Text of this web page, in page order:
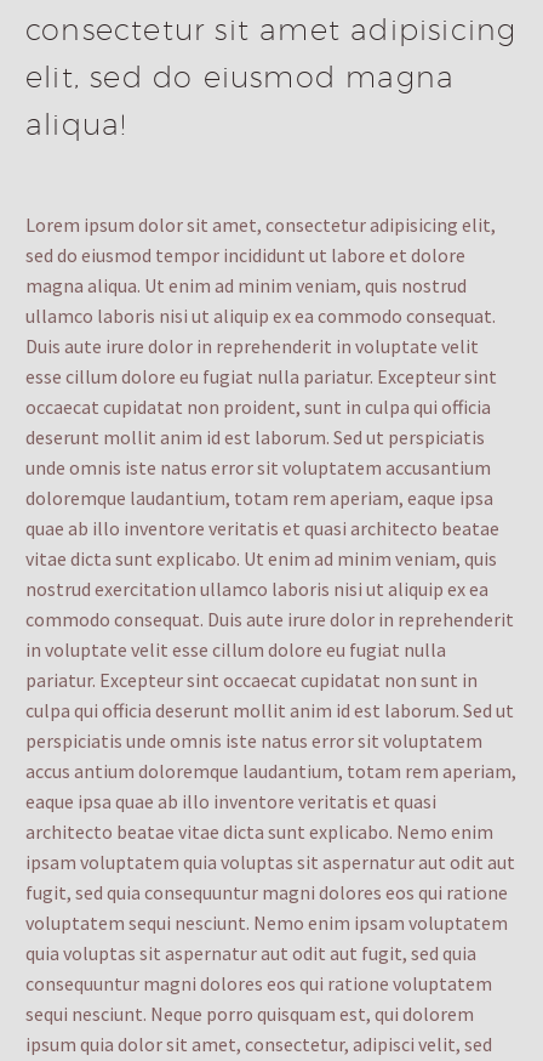
consectetur sit amet adipisicing
elit, sed do eiusmod magna
aliqua!
Lorem ipsum dolor sit amet, consectetur adipisicing elit,
sed do eiusmod tempor incididunt ut labore et dolore
magna aliqua. Ut enim ad minim veniam, quis nostrud
ullamco laboris nisi ut aliquip ex ea commodo consequat.
Duis aute irure dolor in reprehenderit in voluptate velit
esse cillum dolore eu fugiat nulla pariatur. Excepteur sint
occaecat cupidatat non proident, sunt in culpa qui officia
deserunt mollit anim id est laborum. Sed ut perspiciatis
unde omnis iste natus error sit voluptatem accusantium
doloremque laudantium, totam rem aperiam, eaque ipsa
quae ab illo inventore veritatis et quasi architecto beatae
vitae dicta sunt explicabo. Ut enim ad minim veniam, quis
nostrud exercitation ullamco laboris nisi ut aliquip ex ea
commodo consequat. Duis aute irure dolor in reprehenderit
in voluptate velit esse cillum dolore eu fugiat nulla
pariatur. Excepteur sint occaecat cupidatat non sunt in
culpa qui officia deserunt mollit anim id est laborum. Sed ut
perspiciatis unde omnis iste natus error sit voluptatem
accus antium doloremque laudantium, totam rem aperiam,
eaque ipsa quae ab illo inventore veritatis et quasi
architecto beatae vitae dicta sunt explicabo. Nemo enim
ipsam voluptatem quia voluptas sit aspernatur aut odit aut
fugit, sed quia consequuntur magni dolores eos qui ratione
voluptatem sequi nesciunt. Nemo enim ipsam voluptatem
quia voluptas sit aspernatur aut odit aut fugit, sed quia
consequuntur magni dolores eos qui ratione voluptatem
sequi nesciunt. Neque porro quisquam est, qui dolorem
ipsum quia dolor sit amet, consectetur, adipisci velit, sed